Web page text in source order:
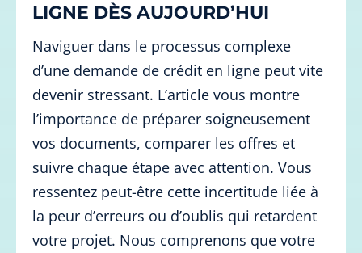
LIGNE DÈS AUJOURD’HUI
Naviguer dans le processus complexe
d’une demande de crédit en ligne peut vite
devenir stressant. L’article vous montre
l’importance de préparer soigneusement
vos documents, comparer les offres et
suivre chaque étape avec attention. Vous
ressentez peut-être cette incertitude liée à
la peur d’erreurs ou d’oublis qui retardent
votre projet. Nous comprenons que votre